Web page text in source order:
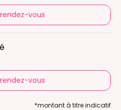
vous
vous
*montant à titre indicatif